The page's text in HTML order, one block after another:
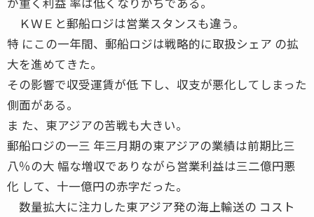
ＫＷＥと郵船ロジは営業スタンスも違う。
特 にこの一年間、郵船ロジは戦略的に取扱シェア の拡
大を進めてきた。
その影響で収受運賃が低 下し、収支が悪化してしまった
側面がある。
ま た、東アジアの苦戦も大きい。
郵船ロジの一三 年三月期の東アジアの業績は前期比三
八％の大 幅な増収でありながら営業利益は三二億円悪
化 して、十一億円の赤字だった。
数量拡大に注力した東アジア発の海上輸送の コスト